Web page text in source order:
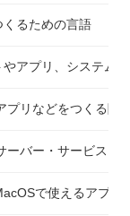
るための言語
アプリ、システム
プリなどをつくる際
ーバー・サービス、
で使えるアプリ